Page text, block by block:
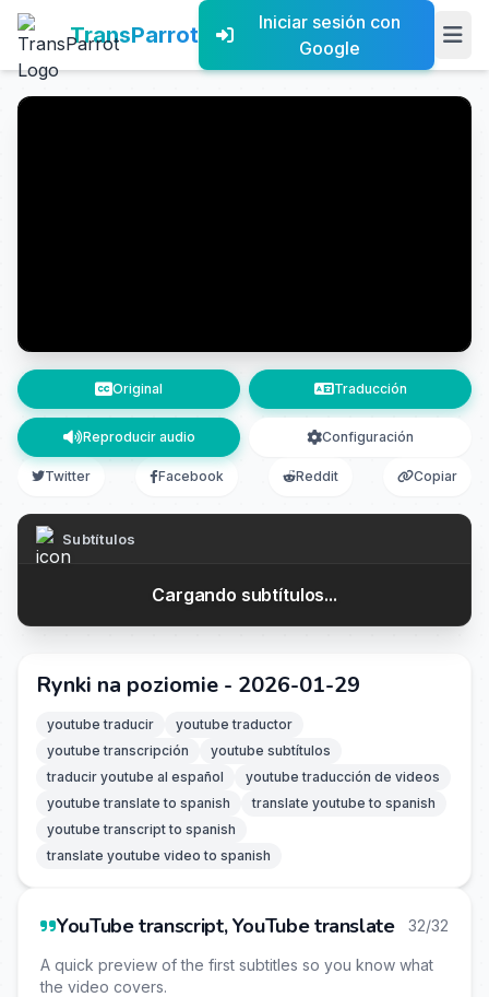
TransParrot
Iniciar sesión con
Google
Original Traducción
Reproducir audio Configuración
Twitter Facebook Reddit Copiar
Subtítulos
Cargando subtítulos...
Rynki na poziomie - 2026-01-29
youtube traducir
youtube traductor
youtube transcripción
youtube subtítulos
traducir youtube al español
youtube traducción de videos
youtube translate to spanish
translate youtube to spanish
youtube transcript to spanish
translate youtube video to spanish
YouTube transcript, YouTube translate 32/32
A quick preview of the first subtitles so you know what
the video covers.